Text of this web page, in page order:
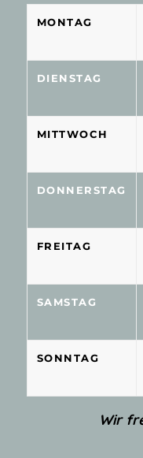
MONTAG
DIENSTAG
MITTWOCH
DONNERSTAG
FREITAG
SAMSTAG
SONNTAG
Wir